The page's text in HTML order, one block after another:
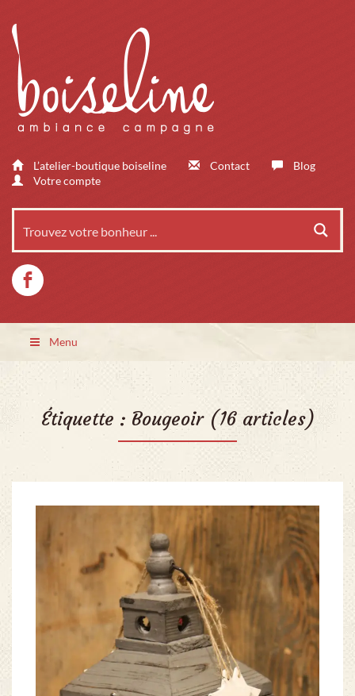
L’atelier-boutique boiseline Contact
Blog
Votre compte
Menu
Étiquette : Bougeoir(16 articles)